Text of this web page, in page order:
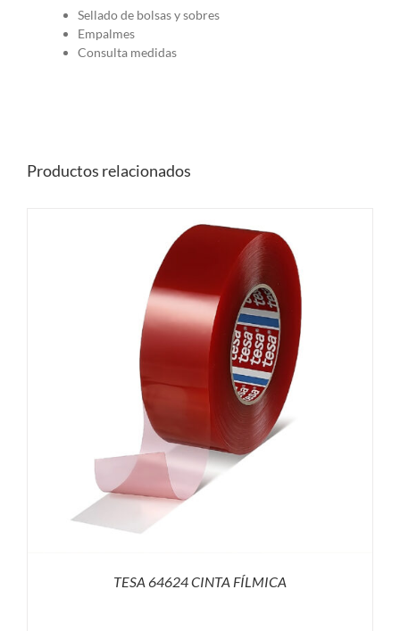
Sellado de bolsas y sobres
Empalmes
Consulta medidas
Productos relacionados
TESA 64624 CINTA FÍLMICA